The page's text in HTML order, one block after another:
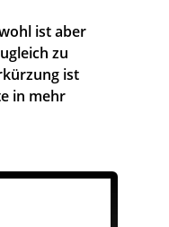
ist aber
zu
ist
in mehr